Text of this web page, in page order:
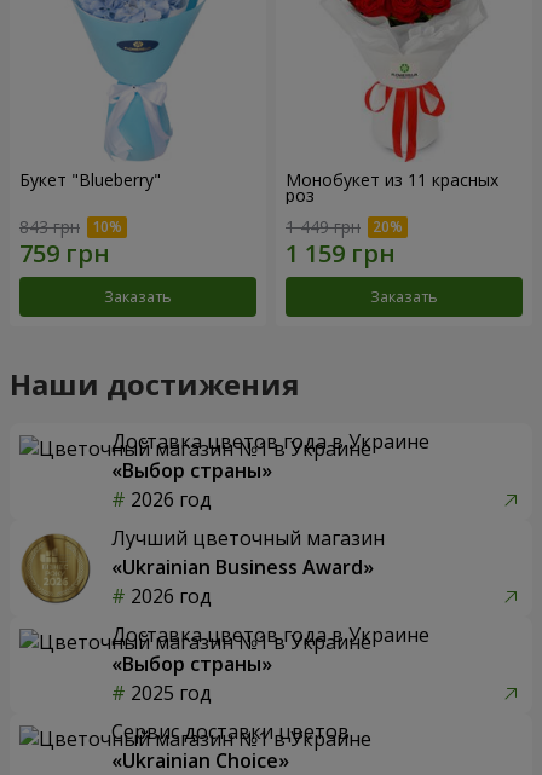
Букет "Blueberry"
843 грн
Заказать
Монобукет из 11 красных
роз
1 449 грн
Заказать
Наши достижения
Доставка цветов года в Украине
«Выбор страны»
2026 год
Лучший цветочный магазин
«Ukrainian Business Award»
2026 год
Доставка цветов года в Украине
«Выбор страны»
2025 год
Сервис доставки цветов
«Ukrainian Choice»